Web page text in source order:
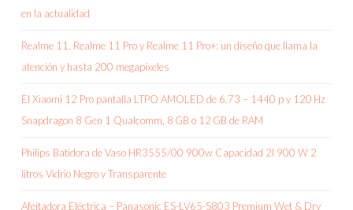
en la actualidad
Realme 11, Realme 11 Pro y Realme 11 Pro+: un diseño que llama la
atención y hasta 200 megapíxeles
El Xiaomi 12 Pro pantalla LTPO AMOLED de 6.73 – 1440 p y 120 Hz
Snapdragon 8 Gen 1 Qualcomm, 8 GB o 12 GB de RAM
Philips Batidora de Vaso HR3555/00 900w Capacidad 2l 900 W 2
litros Vidrio Negro y Transparente
Afeitadora Eléctrica – Panasonic ES-LV65-S803 Premium Wet & Dry